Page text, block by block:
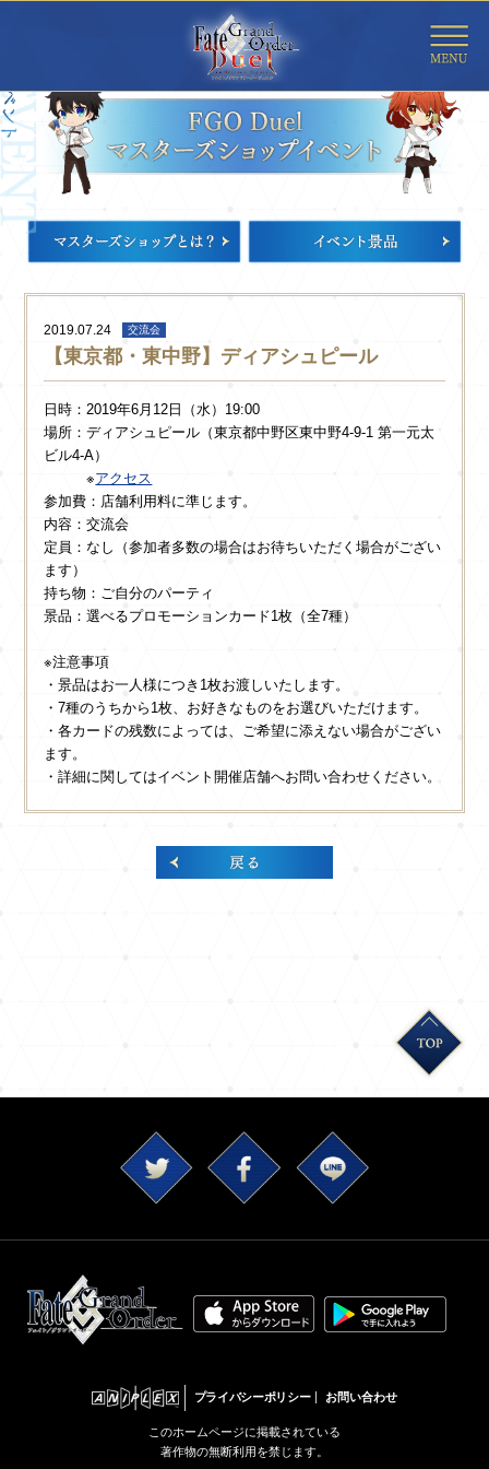
2019.07.24 交流会
【東京都・東中野】ディアシュピール
日時：2019年6月12日（水）19:00
場所：ディアシュピール（東京都中野区東中野4-9-1 第一元太
ビル4-A）
※アクセス
参加費：店舗利用料に準じます。
内容：交流会
定員：なし（参加者多数の場合はお待ちいただく場合がござい
ます）
持ち物：ご自分のパーティ
景品：選べるプロモーションカード1枚（全7種）
※注意事項
・景品はお一人様につき1枚お渡しいたします。
・7種のうちから1枚、お好きなものをお選びいただけます。
・各カードの残数によっては、ご希望に添えない場合がござい
ます。
・詳細に関してはイベント開催店舗へお問い合わせください。
プライバシーポリシー お問い合わせ
このホームページに掲載されている
著作物の無断利用を禁じます。